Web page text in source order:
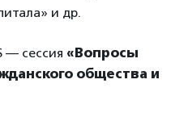
и др.
— сеccия «Вопросы
общества и